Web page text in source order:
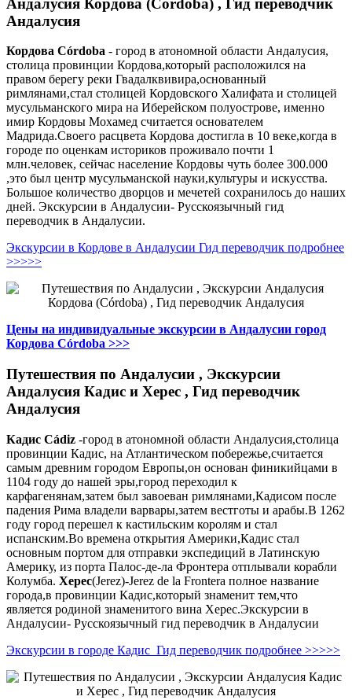
Андалусия
Кордова Córdoba - город в атономной области Андалусия,
столица провинции Кордова,который расположился на
правом берегу реки Гвадалквивира,основанный
римлянами,стал столицей Кордовского Халифата и столицей
мусульманского мира на Иберейском полуострове, именно
имир Кордовы Мохамед считается основателем
Мадрида.Своего расцвета Кордова достигла в 10 веке,когда в
городе по оценкам историков проживало почти 1
млн.человек, сейчас население Кордовы чуть более 300.000
,это был центр мусульманской науки,культуры и искусства.
Большое количество дворцов и мечетей сохранилось до наших
дней. Экскурсии в Андалусии- Русскоязычный гид
переводчик в Андалусии.
Экскурсии в Кордове в Андалусии Гид переводчик подробнее
>>>>>
Цены на индивидуальные экскурсии в Андалусии город
Кордова Córdoba >>>
Путешествия по Андалусии , Экскурсии
Андалусия Кадис и Херес , Гид переводчик
Андалусия
Кадис Cádiz -город в атономной области Андалусия,столица
провинции Кадис, на Атлантическом побережье,считается
самым древним городом Европы,он основан финикийцами в
1104 году до нашей эры,город переходил к
карфагенянам,затем был завоеван римлянами,Кадисом после
падения Рима владели варвары,затем вестготы и арабы.В 1262
году город перешел к кастильским королям и стал
испанским.Во времена открытия Америки,Кадис стал
основным портом для отправки экспедиций в Латинскую
Америку, из порта Палос-де-ла Фронтера отплывали корабли
Колумба. Херес(Jerez)-Jerez de la Frontera полное название
города,в провинции Кадис,который знаменит тем,что
является родиной знаменитого вина Херес.Экскурсии в
Андалусии- Русскоязычный гид переводчик в Андалусии
Экскурсии в городе Кадис Гид переводчик подробнее >>>>>